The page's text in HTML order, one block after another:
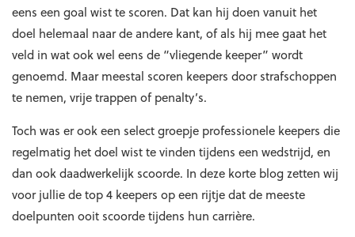
eens een goal wist te scoren. Dat kan hij doen vanuit het
doel helemaal naar de andere kant, of als hij mee gaat het
veld in wat ook wel eens de “vliegende keeper” wordt
genoemd. Maar meestal scoren keepers door strafschoppen
te nemen, vrije trappen of penalty’s.
Toch was er ook een select groepje professionele keepers die
regelmatig het doel wist te vinden tijdens een wedstrijd, en
dan ook daadwerkelijk scoorde. In deze korte blog zetten wij
voor jullie de top 4 keepers op een rijtje dat de meeste
doelpunten ooit scoorde tijdens hun carrière.